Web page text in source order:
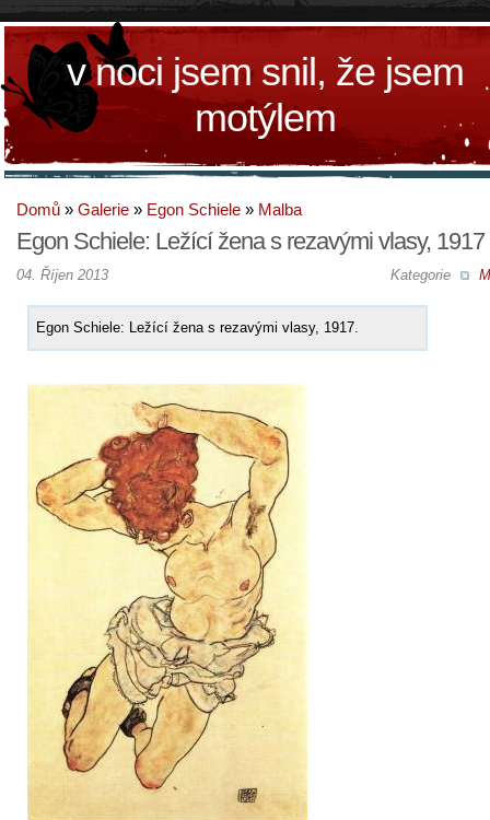
v noci jsem snil, že jsem
motýlem
Domů » Galerie » Egon Schiele » Malba
Egon Schiele: Ležící žena s rezavými vlasy, 1917
Kategorie
04. Říjen 2013
Egon Schiele: Ležící žena s rezavými vlasy, 1917.